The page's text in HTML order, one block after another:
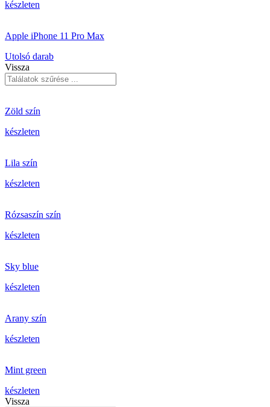
készleten
Apple iPhone 11 Pro Max
Utolsó darab
Vissza
Zöld szín
készleten
Lila szín
készleten
Rózsaszín szín
készleten
Sky blue
készleten
Arany szín
készleten
Mint green
készleten
Vissza